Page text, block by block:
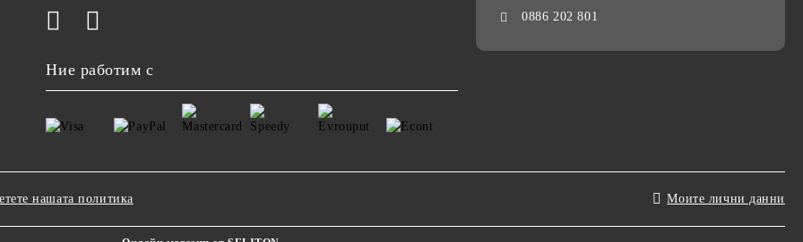
Ние работим с
0886 202 801
нашата политика Моите лични данни